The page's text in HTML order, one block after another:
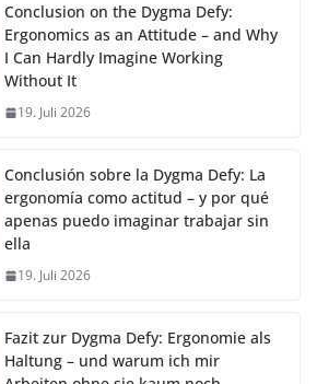
Conclusion on the Dygma Defy:
Ergonomics as an Attitude – and Why
I Can Hardly Imagine Working
Without It
19. Juli 2026
Conclusión sobre la Dygma Defy: La
ergonomía como actitud – y por qué
apenas puedo imaginar trabajar sin
ella
19. Juli 2026
Fazit zur Dygma Defy: Ergonomie als
Haltung – und warum ich mir